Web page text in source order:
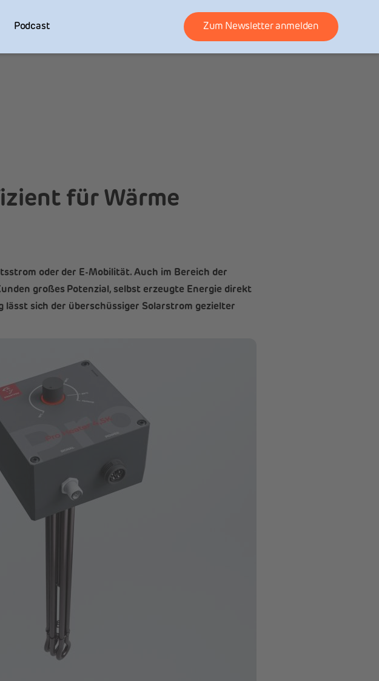
Podcast Zum Newsletter anmelden
für Wärme
oder der E-Mobilität. Auch im Bereich der
großes Potenzial, selbst erzeugte Energie direkt
sich der überschüssiger Solarstrom gezielter